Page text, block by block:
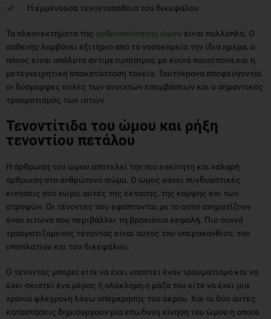
Η εμμένουσα τενοντοπάθεια του δικεφάλου
Τα πλεονεκτήματα της αρθροσκόπησης ώμου είναι πολλαπλά. Ο
ασθενής λαμβάνει εξιτήριο από το νοσοκομείο την ίδια ημέρα, ο
πόνος είναι απόλυτα αντιμετωπίσιμος με κοινά παυσίπονα και η
μετεγχειρητική αποκατάσταση ταχεία. Ταυτόχρονα αποφεύγονται
οι δύσμορφες ουλές των ανοιχτών επεμβάσεων και ο σημαντικός
τραυματισμός των ιστών.
Τενοντίτιδα του ώμου και ρήξη
τενοντίου πετάλου
Η άρθρωση του ώμου αποτελεί την πιο ευκίνητη και χαλαρή
άρθρωση στο ανθρώπινο σώμα. Ο ώμος κάνει συνδυαστικές
κινήσεις στο χώρο, αυτές της έκτασης, της κάμψης και των
στροφών. Οι τένοντες που εφάπτονται με το οστό σχηματίζουν
έναν χιτώνα που περιβάλλει τη βραχιόνιο κεφαλή. Πιο συχνά
τραυματιζόμενος τένοντας είναι αυτός του υπερακανθίου, του
υποπλατίου και του δικεφάλου.
Ο τένοντας μπορεί είτε να έχει υποστεί έναν τραυματισμό και να
έχει σκιστεί ένα μέρος ή ολόκληρη η μάζα του είτε να έχει μια
χρόνια φλεγμονή λόγω υπέρχρησης του άκρου. Και οι δύο αυτές
καταστάσεις δημιουργούν μία επώδυνη κίνηση του ώμου η οποία